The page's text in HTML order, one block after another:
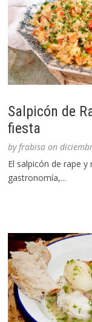
Salpicón de
fiesta
byfrabisa on
El salpicón de rape
gastronomía,...